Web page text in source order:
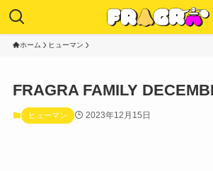
ホーム ヒューマン
FRAGRA FAMILY
ヒューマン 2023年12月15日